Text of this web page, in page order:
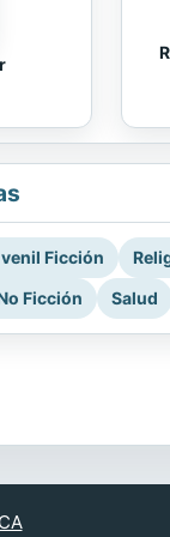
Ficción
Ficción
Salud